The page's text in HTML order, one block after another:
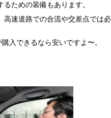
ための装備もあります。
高速道路での合流や交差点では必
入できるなら安いですよ〜。